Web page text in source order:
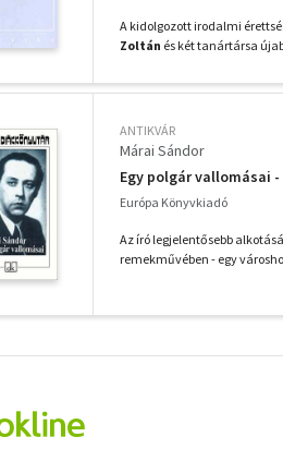
A kidolgozott irodalmi
Zoltán és két tanártársa
ANTIKVÁR
Márai Sándor
Egy polgár vallomásai
Európa Könyvkiadó
Az író legjelentősebb
remekművében - egy